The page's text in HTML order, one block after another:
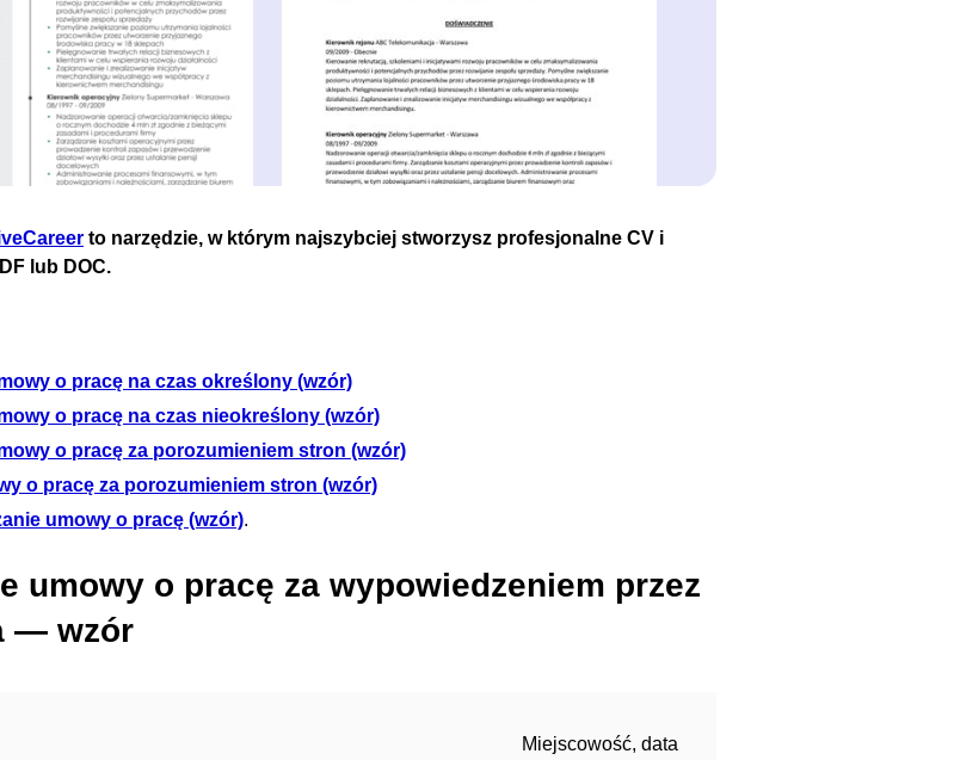
to narzędzie, w którym najszybciej stworzysz profesjonalne CV i
lub DOC.
o pracę na czas określony (wzór)
o pracę na czas nieokreślony (wzór)
o pracę za porozumieniem stron (wzór)
o pracę za porozumieniem stron (wzór)
umowy o pracę (wzór).
umowy o pracę za wypowiedzeniem przez
— wzór
Miejscowość, data